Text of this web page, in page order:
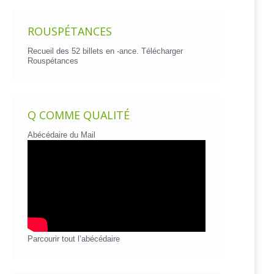
ROUSPÉTANCES
Recueil des 52 billets en -ance. Télécharger
Rouspétances
Q COMME QUALITÉ
Abécédaire du Mail
Parcourir tout l’abécédaire